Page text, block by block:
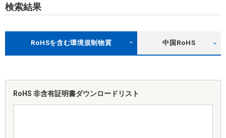
検索結果
RoHSを含む環境規制物質 中国RoHS
RoHS 非含有証明書ダウンロードリスト